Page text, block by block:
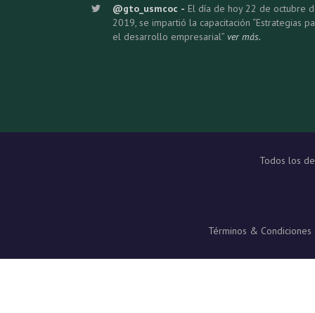
@gto_usmcoc
El día de hoy 22 de octubre
2019, se impartió la capacitación “Estrategias
el desarrollo empresarial” ver más.
Todos los
Términos & Condiciones